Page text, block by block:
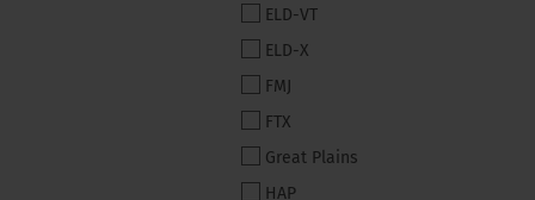
ELD-VT
ELD-X
FMJ
FTX
Great Plains
HAP